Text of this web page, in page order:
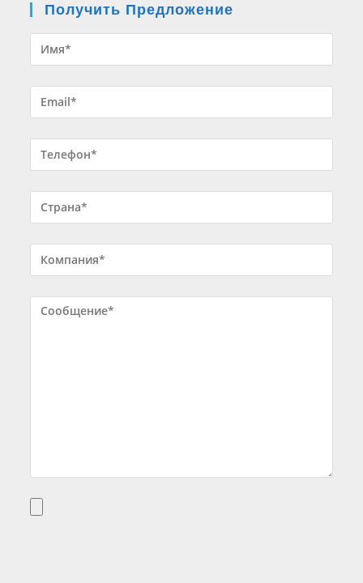
Получить Предложение